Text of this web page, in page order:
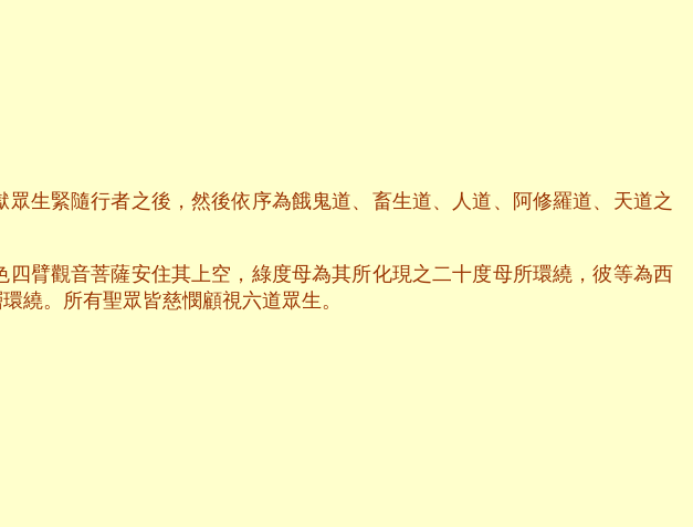
生緊隨行者之後，然後依序為餓鬼道、畜生道、人道、阿修羅道、天道之
臂觀音菩薩安住其上空，綠度母為其所化現之二十度母所環繞，彼等為西
繞。所有聖眾皆慈憫顧視六道眾生。